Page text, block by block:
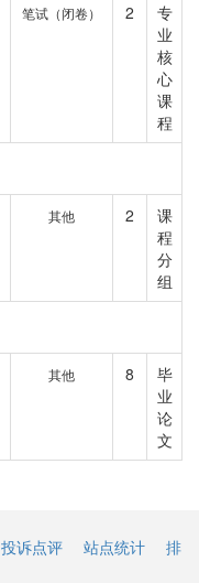
笔试（闭卷） 2
专
业
核
心
课
程
其他 2
课
程
分
组
其他 8
毕
业
论
文
投诉点评 站点统计
排